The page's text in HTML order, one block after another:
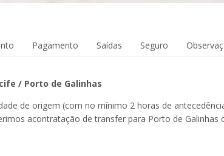
Pagamento Saídas Seguro
/ Porto de Galinhas
de origem (com no mínimo 2 horas de
acontratação de transfer para Porto de Galinhas